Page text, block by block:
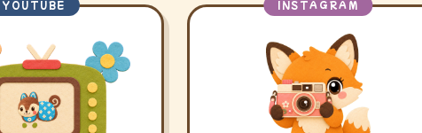
YOUTUBE INSTAGRAM